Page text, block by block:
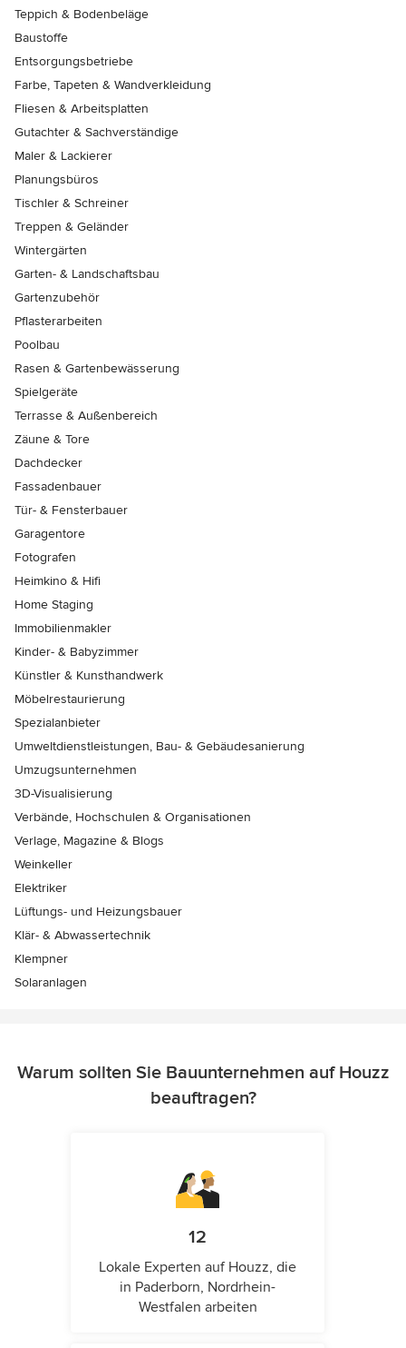
Teppich & Bodenbeläge
Baustoffe
Entsorgungsbetriebe
Farbe, Tapeten & Wandverkleidung
Fliesen & Arbeitsplatten
Gutachter & Sachverständige
Maler & Lackierer
Planungsbüros
Tischler & Schreiner
Treppen & Geländer
Wintergärten
Garten- & Landschaftsbau
Gartenzubehör
Pflasterarbeiten
Poolbau
Rasen & Gartenbewässerung
Spielgeräte
Terrasse & Außenbereich
Zäune & Tore
Dachdecker
Fassadenbauer
Tür- & Fensterbauer
Garagentore
Fotografen
Heimkino & Hifi
Home Staging
Immobilienmakler
Kinder- & Babyzimmer
Künstler & Kunsthandwerk
Möbelrestaurierung
Spezialanbieter
Umweltdienstleistungen, Bau- & Gebäudesanierung
Umzugsunternehmen
3D-Visualisierung
Verbände, Hochschulen & Organisationen
Verlage, Magazine & Blogs
Weinkeller
Elektriker
Lüftungs- und Heizungsbauer
Klär- & Abwassertechnik
Klempner
Solaranlagen
Warum sollten Sie Bauunternehmen auf Houzz
beauftragen?
12
Lokale Experten auf Houzz, die
in Paderborn, Nordrhein-
Westfalen arbeiten